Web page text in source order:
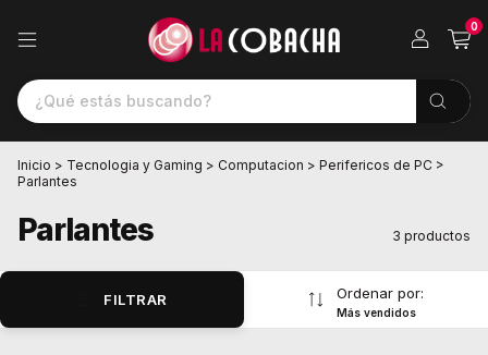
0
Inicio > Tecnologia y Gaming > Computacion > Perifericos de PC >
Parlantes
Parlantes 3 productos
FILTRAR Ordenar por:
Más vendidos